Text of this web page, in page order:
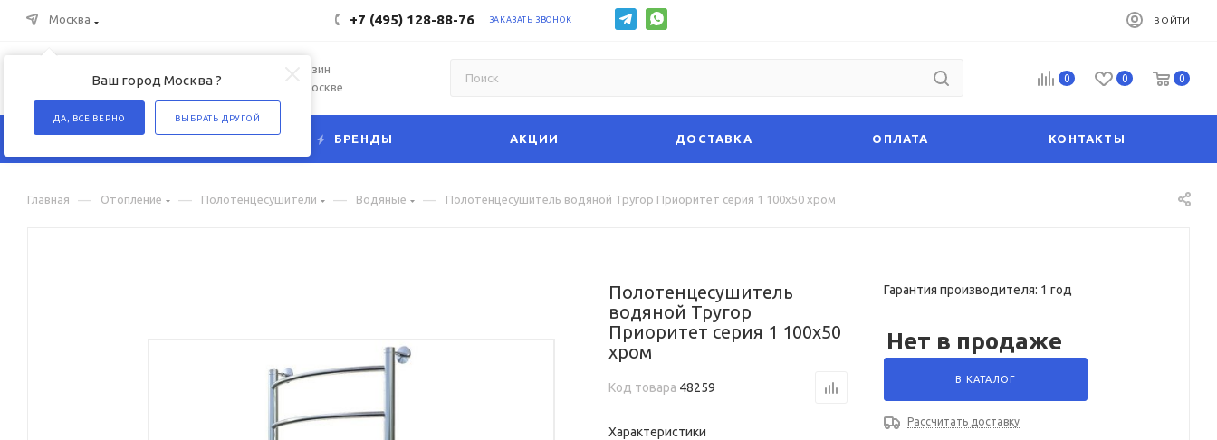
Москва
Ваш город Москва ?
ДА, ВСЕ ВЕРНО ВЫБРАТЬ ДРУГОЙ
+7 (495) 128-88-76 ЗАКАЗАТЬ ЗВОНОК ВОЙТИ
Интернет-магазин
сантехники в Москве
0 0 0
КАТАЛОГ БРЕНДЫ АКЦИИ ДОСТАВКА ОПЛАТА КОНТАКТЫ
Главная — Отопление — Полотенцесушители — Водяные — Полотенцесушитель водяной Тругор Приоритет серия 1 100х50 хром
Полотенцесушитель
водяной Тругор
Приоритет серия 1 100х50
хром
Код товара 48259
Характеристики
Гарантия производителя: 1 год
Нет в продаже
В КАТАЛОГ
Рассчитать доставку